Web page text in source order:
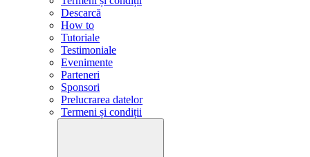
Descarcă
How to
Tutoriale
Testimoniale
Evenimente
Parteneri
Sponsori
Prelucrarea datelor
Termeni și condiții